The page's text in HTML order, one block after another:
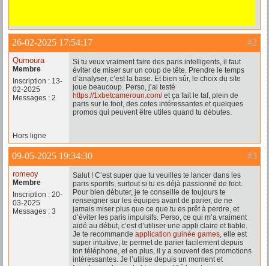
#2
26-02-2025 17:54:17
Qumoura
Membre
Inscription : 13-
02-2025
Messages : 2
Si tu veux vraiment faire des paris intelligents, il faut
éviter de miser sur un coup de tête. Prendre le temps
d’analyser, c’est la base. Et bien sûr, le choix du site
joue beaucoup. Perso, j’ai testé
https://1xbetcameroun.com/et ça fait le taf, plein de
paris sur le foot, des cotes intéressantes et quelques
promos qui peuvent être utiles quand tu débutes.
Hors ligne
#3
09-05-2025 19:34:30
romeoy
Membre
Inscription : 20-
03-2025
Messages : 3
Salut ! C’est super que tu veuilles te lancer dans les
paris sportifs, surtout si tu es déjà passionné de foot.
Pour bien débuter, je te conseille de toujours te
renseigner sur les équipes avant de parier, de ne
jamais miser plus que ce que tu es prêt à perdre, et
d’éviter les paris impulsifs. Perso, ce qui m’a vraiment
aidé au début, c’est d’utiliser une appli claire et fiable.
Je te recommande application guinée games, elle est
super intuitive, te permet de parier facilement depuis
ton téléphone, et en plus, il y a souvent des promotions
intéressantes. Je l’utilise depuis un moment et